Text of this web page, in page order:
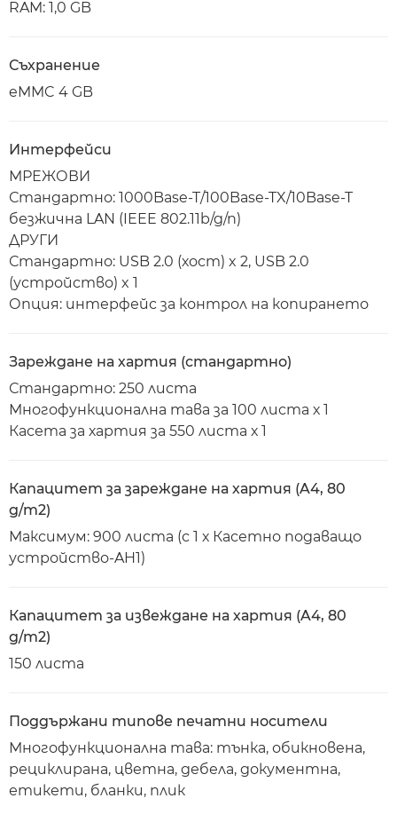
RAM: 1,0 GB
Съхранение
eMMC 4 GB
Интерфейси
МРЕЖОВИ
Стандартно: 1000Base-T/100Base-TX/10Base-T
безжична LAN (IEEE 802.11b/g/n)
ДРУГИ
Стандартно: USB 2.0 (хост) x 2, USB 2.0
(устройство) x 1
Опция: интерфейс за контрол на копирането
Зареждане на хартия (стандартно)
Стандартно: 250 листа
Многофункционална тава за 100 листа х 1
Касета за хартия за 550 листа х 1
Капацитет за зареждане на хартия (A4, 80
g/m2)
Максимум: 900 листа (с 1 х Касетно подаващо
устройство-AH1)
Капацитет за извеждане на хартия (A4, 80
g/m2)
150 листа
Поддържани типове печатни носители
Многофункционална тава: тънка, обикновена,
рециклирана, цветна, дебела, документна,
етикети, бланки, плик